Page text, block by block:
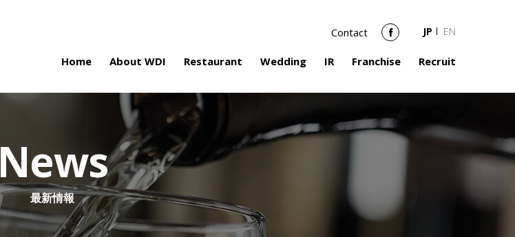
Home About WDI Restaurant Wedding IR Franchise Recruit
Contact Facebook
JP EN
News
最新情報